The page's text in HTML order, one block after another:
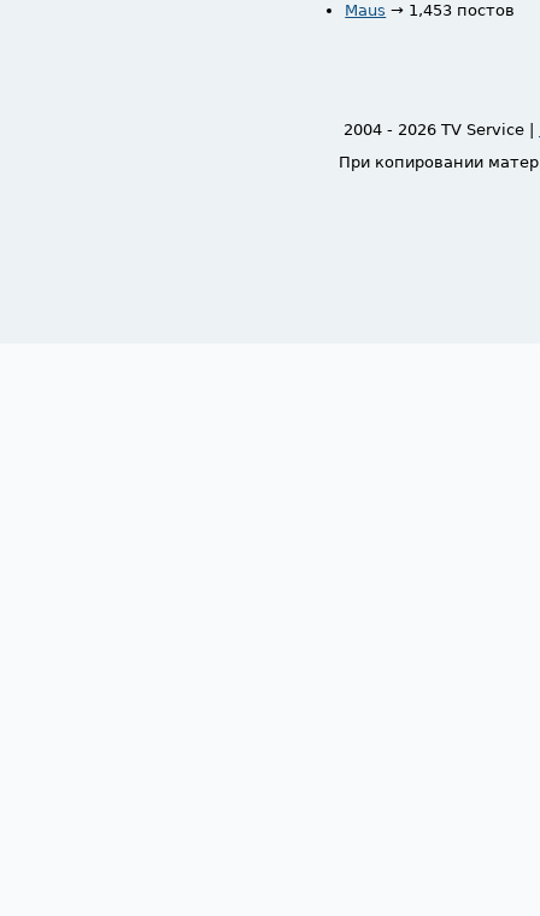
Maus → 1,453 постов
2004 - 2026 TV Service |
При копировании